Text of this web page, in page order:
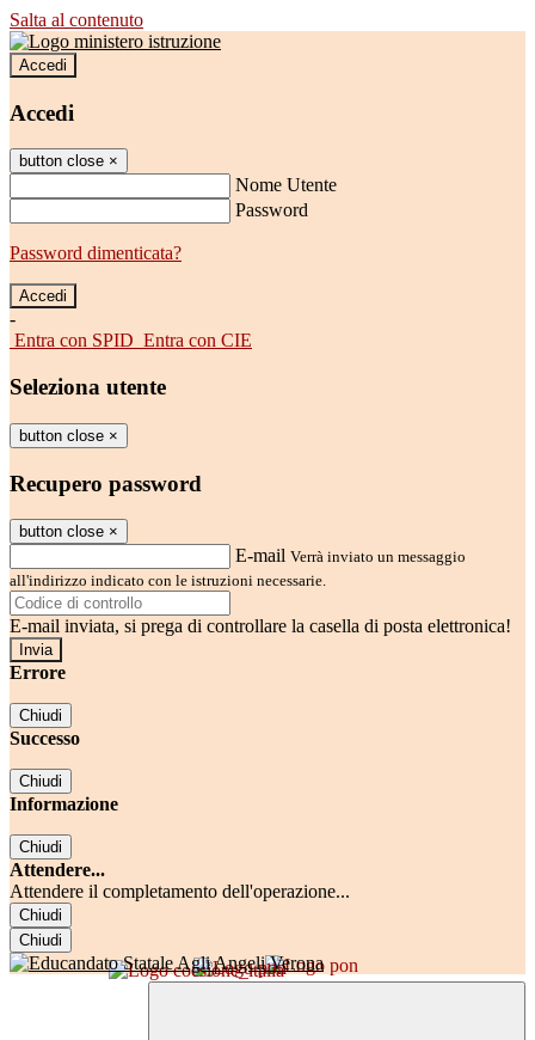
Salta al contenuto
Accedi
Accedi
button close ×
Nome Utente
Password
Password dimenticata?
-
Entra con SPID Entra con CIE
Seleziona utente
button close ×
Recupero password
button close ×
E-mail Verrà inviato un messaggio
all'indirizzo indicato con le istruzioni necessarie.
E-mail inviata, si prega di controllare la casella di posta elettronica!
Errore
Chiudi
Successo
Chiudi
Informazione
Chiudi
Attendere...
Attendere il completamento dell'operazione...
Chiudi
Chiudi